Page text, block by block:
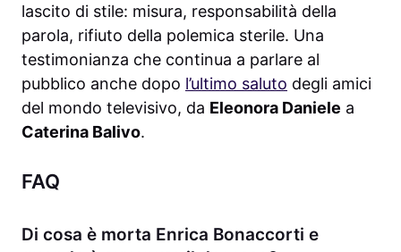
lascito di stile: misura, responsabilità della
parola, rifiuto della polemica sterile. Una
testimonianza che continua a parlare al
pubblico anche dopo l’ultimo saluto degli amici
del mondo televisivo, da Eleonora Daniele a
Caterina Balivo.
FAQ
Di cosa è morta Enrica Bonaccorti e